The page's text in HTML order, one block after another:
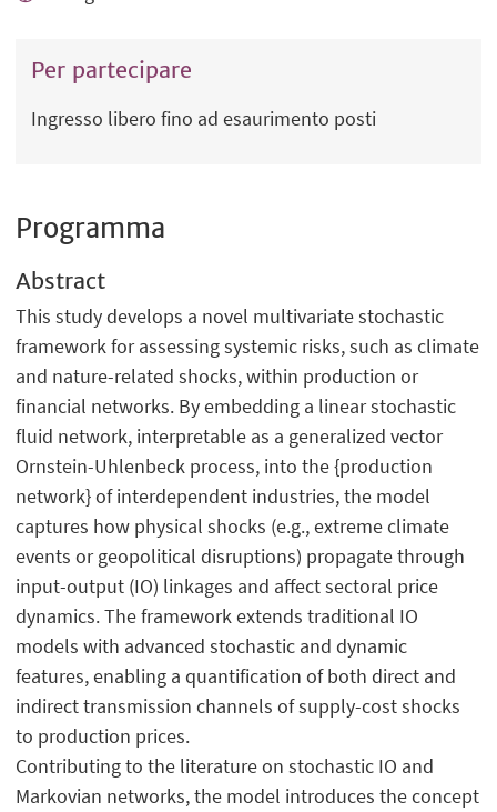
Per partecipare
Ingresso libero fino ad esaurimento posti
Programma
Abstract
This study develops a novel multivariate stochastic
framework for assessing systemic risks, such as climate
and nature-related shocks, within production or
financial networks. By embedding a linear stochastic
fluid network, interpretable as a generalized vector
Ornstein-Uhlenbeck process, into the {production
network} of interdependent industries, the model
captures how physical shocks (e.g., extreme climate
events or geopolitical disruptions) propagate through
input-output (IO) linkages and affect sectoral price
dynamics. The framework extends traditional IO
models with advanced stochastic and dynamic
features, enabling a quantification of both direct and
indirect transmission channels of supply-cost shocks
to production prices.
Contributing to the literature on stochastic IO and
Markovian networks, the model introduces the concept